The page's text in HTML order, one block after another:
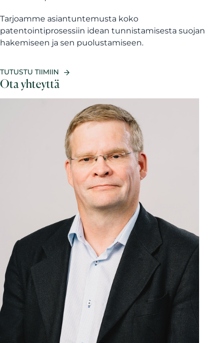
Tarjoamme asiantuntemusta koko
patentointiprosessiin idean tunnistamisesta suojan
hakemiseen ja sen puolustamiseen.
TUTUSTU TIIMIIN
Ota yhteyttä